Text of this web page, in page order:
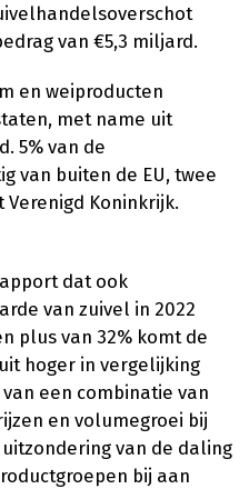
van €5,3 miljard.
en weiproducten
met name uit
5% van de
van buiten de EU, twee
Koninkrijk.
dat ook
van zuivel in 2022
plus van 32% komt de
hoger in vergelijking
een combinatie van
en volumegroei bij
van de daling
bij aan